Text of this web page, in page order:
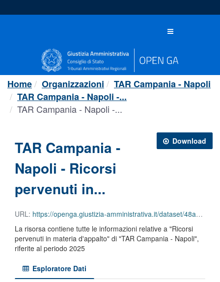
al
Toggle
Home Organizzazioni
TAR Campania - Napoli
TAR Campania - Napoli -...
TAR Campania - Napoli -...
Download
TAR Campania -
Napoli - Ricorsi
pervenuti in...
URL: https://openga.giustizia-amministrativa.it/dataset/48a49336-9d65-4972-b904-e47b09805a61/resource/f3cd0e35-a70d-448a-b732-c8e543c77045/download/tar-campania-napoli-ricorsi-pervenuti-in-materia-dappalto-2025.csv
La risorsa contiene tutte le informazioni relative a "Ricorsi
pervenuti in materia d'appalto" di "TAR Campania - Napoli",
riferite al periodo 2025
Esploratore Dati